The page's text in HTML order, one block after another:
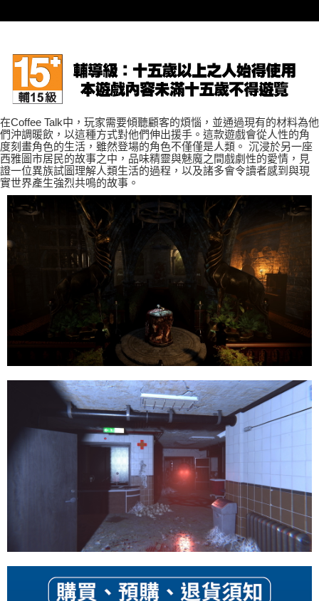
宅配(1-2天到貨)
每筆NT$200，滿NT$1,790(含以上)免運費
離島宅配
每筆NT$200
在Coffee Talk中，玩家需要傾聽顧客的煩惱，並通過現有的材料為他
們沖調暖飲，以這種方式對他們伸出援手。這款遊戲會從人性的角
度刻畫角色的生活，雖然登場的角色不僅僅是人類。 沉浸於另一座
西雅圖市居民的故事之中，品味精靈與魅魔之間戲劇性的愛情，見
證一位異族試圖理解人類生活的過程，以及諸多會令讀者感到與現
實世界產生強烈共鳴的故事。